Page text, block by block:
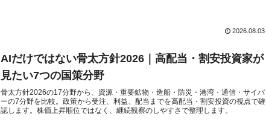
2026.08.03
AIだけではない骨太方針2026｜高配当・割安投資家が
見たい7つの国策分野
骨太方針2026の17分野から、資源・重要鉱物・造船・防災・港湾・通信・サイバ
ーの7分野を比較。政策から受注、利益、配当までを高配当・割安投資の視点で確
認します。株価上昇順位ではなく、継続観察のしやすさで整理します。